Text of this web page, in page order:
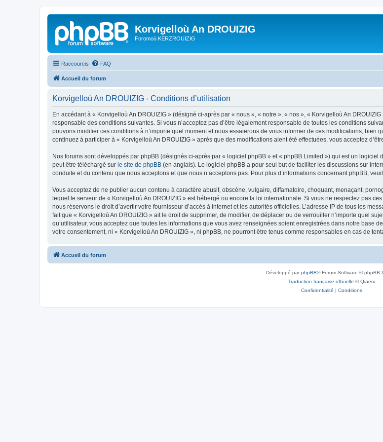
Korvigelloù An DROUIZIG
Foromoù KERZROUIZIG
Raccourcis FAQ
Accueil du forum
Korvigelloù An DROUIZIG - Conditions d’utilisation
En accédant à « Korvigelloù An DROUIZIG » (désigné ci-après par « nous », « notre », « nos », « Korvigelloù An
responsable des conditions suivantes. Si vous n’acceptez pas d’être légalement responsable de toutes les conditions
pouvons modifier ces conditions à n’importe quel moment et nous essaierons de vous informer de ces modifications,
continuez à participer à « Korvigelloù An DROUIZIG » après que des modifications aient été effectuées, vous acceptez
Nos forums sont développés par phpBB (désignés ci-après par « logiciel phpBB » et « phpBB Limited ») qui est un logiciel
peut être téléchargé sur le site de phpBB (en anglais). Le logiciel phpBB a pour seul but de faciliter les discussions sur
conduite et du contenu que nous acceptons et que nous n’acceptons pas. Pour plus d’informations concernant phpBB,
Vous acceptez de ne publier aucun contenu à caractère abusif, obscène, vulgaire, diffamatoire, choquant, menaçant,
lequel le serveur de « Korvigelloù An DROUIZIG » est hébergé ou encore la loi internationale. Si vous ne respectez pas
nous réservons le droit d’avertir votre fournisseur d’accès à internet et les autorités officielles. L’adresse IP de tous les
fait que « Korvigelloù An DROUIZIG » ait le droit de supprimer, de modifier, de déplacer ou de verrouiller n’importe quel
qu’utilisateur, vous acceptez que toutes les informations que vous avez renseignées soient enregistrées dans notre base
votre consentement, ni « Korvigelloù An DROUIZIG », ni phpBB, ne pourront être tenus comme responsables en cas de
Accueil du forum
Développé parphpBB® Forum Software © phpBB
Traduction française officielle ©Qiaeru
Confidentialité | Conditions